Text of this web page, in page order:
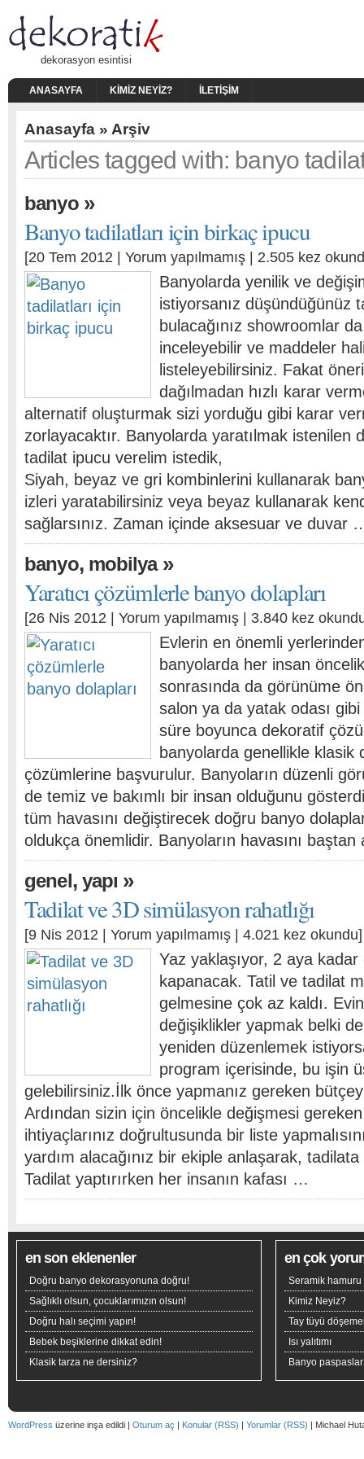
dekorasyon esintisi
ANASAYFA KIMIZ NEYIZ? İLETIŞIM
Anasayfa » Arşiv
Articles tagged with: banyo
banyo»
Banyo tadilatları için birkaç ipucu
[20 Tem 2012 | Yorum yapılmamış | 2.505 kez
Banyolarda yenilik ve
istiyorsanız düşündüğünüz
bulacağınız showroomlar
inceleyebilir ve maddeler
listeleyebilirsiniz. Fakat
dağılmadan hızlı karar
alternatif oluşturmak sizi yorduğu gibi karar
zorlayacaktır. Banyolarda yaratılmak istenilen
tadilat ipucu verelim istedik,
Siyah, beyaz ve gri kombinlerini kullanarak
izleri yaratabilirsiniz veya beyaz kullanarak
sağlarsınız. Zaman içinde aksesuar ve duvar
banyo, mobilya»
Yaratıcı çözümlerle banyo dolapları
[26 Nis 2012 | Yorum yapılmamış | 3.840 kez
Evlerin en önemli
banyolarda her insan
sonrasında da görünüme
salon ya da yatak odası
süre boyunca dekoratif
banyolarda genellikle klasik
çözümlerine başvurulur. Banyoların düzenli
de temiz ve bakımlı bir insan olduğunu
tüm havasını değiştirecek doğru banyo
oldukça önemlidir. Banyoların havasını
genel, yapı »
Tadilat ve 3D simülasyon rahatlığı
[9 Nis 2012 | Yorum yapılmamış | 4.021 kez okundu]
Yaz yaklaşıyor, 2 aya
kapanacak. Tatil ve tadilat
gelmesine çok az kaldı.
değişiklikler yapmak belki
yeniden düzenlemek
program içerisinde, bu işin
gelebilirsiniz.İlk önce yapmanız gereken
Ardından sizin için öncelikle değişmesi
ihtiyaçlarınız doğrultusunda bir liste
yardım alacağınız bir ekiple anlaşarak,
Tadilat yaptırırken her insanın kafası …
en son eklenenler
Doğru banyo dekorasyonuna doğru!
Sağlıklı olsun, çocuklarımızın olsun!
Doğru halı seçimi yapın!
Bebek beşiklerine dikkat edin!
Klasik tarza ne dersiniz?
en çok
Seramik hamuru
Kimiz Neyiz?
Tay tüyü
Isı yalıtımı
Banyo
WordPress üzerine inşa edildi | Oturum aç | Konular (RSS) | Yorumlar (RSS) | Michael